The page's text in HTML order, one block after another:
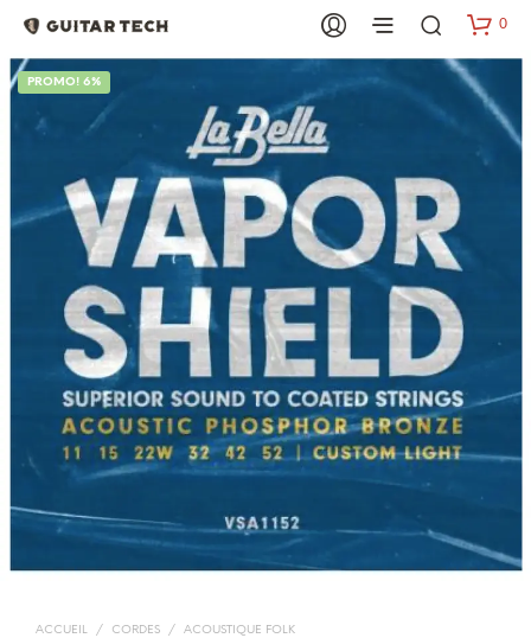
0
PROMO! 6%
ACCUEIL / CORDES / ACOUSTIQUE FOLK